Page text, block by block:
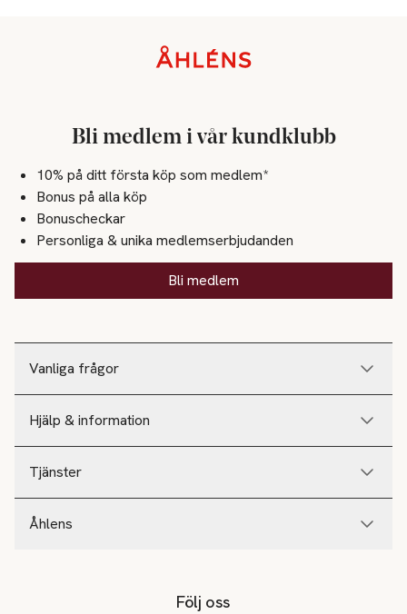
Vanliga frågor
Hjälp & information
Tjänster
Åhlens
Bli medlem i vår kundklubb
10% på ditt första köp som medlem*
Bonus på alla köp
Bonuscheckar
Personliga & unika medlemserbjudanden
Bli medlem
Följ oss